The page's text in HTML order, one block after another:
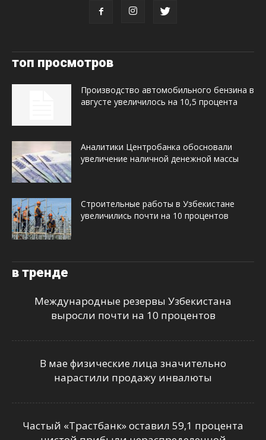
топ просмотров
Производство автомобильного бензина в
августе увеличилось на 10,5 процента
Аналитики Центробанка обосновали
увеличение наличной денежной массы
Строительные работы в Узбекистане
увеличились почти на 10 процентов
в тренде
Международные резервы Узбекистана
выросли почти на 10 процентов
В мае физические лица значительно
нарастили продажу инвалюты
Частый «Трастбанк» оставил 59,1 процента